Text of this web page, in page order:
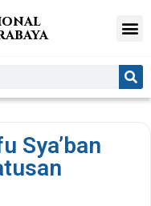
Sya’ban